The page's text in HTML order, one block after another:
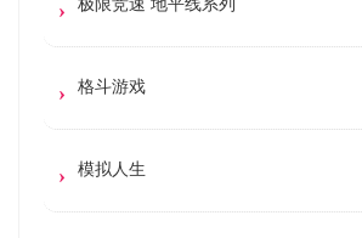
格斗游戏
模拟人生